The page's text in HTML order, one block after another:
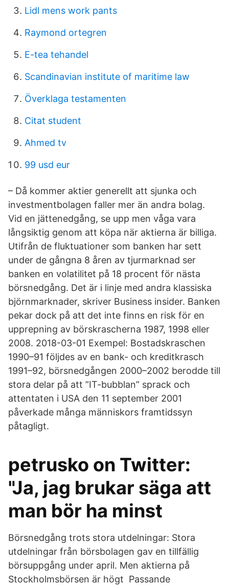
Lidl mens work pants
Raymond ortegren
E-tea tehandel
Scandinavian institute of maritime law
Överklaga testamenten
Citat student
Ahmed tv
99 usd eur
– Då kommer aktier generellt att sjunka och
investmentbolagen faller mer än andra bolag.
Vid en jättenedgång, se upp men våga vara
långsiktig genom att köpa när aktierna är billiga.
Utifrån de fluktuationer som banken har sett
under de gångna 8 åren av tjurmarknad ser
banken en volatilitet på 18 procent för nästa
börsnedgång. Det är i linje med andra klassiska
björnmarknader, skriver Business insider. Banken
pekar dock på att det inte finns en risk för en
upprepning av börskrascherna 1987, 1998 eller
2008. 2018-03-01 Exempel: Bostadskraschen
1990–91 följdes av en bank- och kreditkrasch
1991–92, börsnedgången 2000–2002 berodde till
stora delar på att ”IT-bubblan” sprack och
attentaten i USA den 11 september 2001
påverkade många människors framtidssyn
påtagligt.
petrusko on Twitter:
"Ja, jag brukar säga att
man bör ha minst
Börsnedgång trots stora utdelningar: Stora
utdelningar från börsbolagen gav en tillfällig
börsuppgång under april. Men aktierna på
Stockholmsbörsen är högt Passande